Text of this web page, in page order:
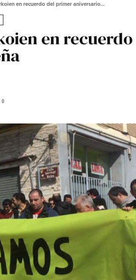
en recuerdo del primer aniversario...
en
0